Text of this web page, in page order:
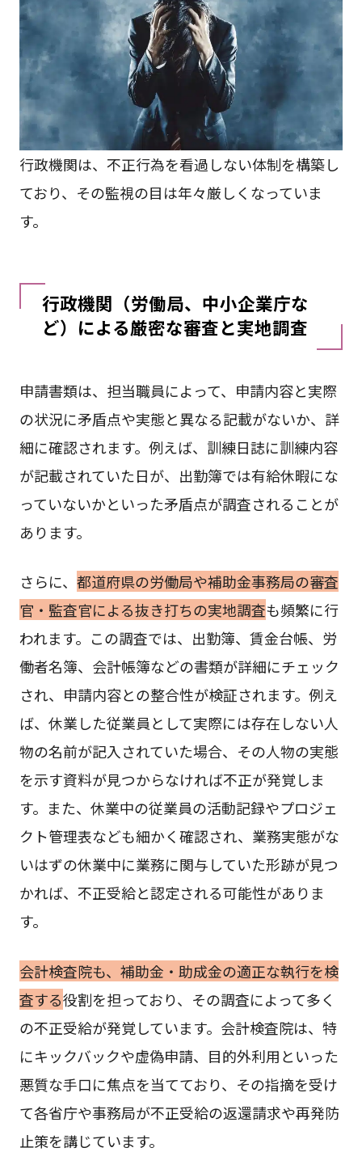
行政機関は、不正行為を看過しない体制を構築し
ており、その監視の目は年々厳しくなっていま
す。
行政機関（労働局、中小企業庁な
ど）による厳密な審査と実地調査
申請書類は、担当職員によって、申請内容と実際
の状況に矛盾点や実態と異なる記載がないか、詳
細に確認されます。例えば、訓練日誌に訓練内容
が記載されていた日が、出勤簿では有給休暇にな
っていないかといった矛盾点が調査されることが
あります。
さらに、 都道府県の労働局や補助金事務局の審査
官・監査官による抜き打ちの実地調査も頻繁に行
われます。この調査では、出勤簿、賃金台帳、労
働者名簿、会計帳簿などの書類が詳細にチェック
され、申請内容との整合性が検証されます。例え
ば、休業した従業員として実際には存在しない人
物の名前が記入されていた場合、その人物の実態
を示す資料が見つからなければ不正が発覚しま
す。また、休業中の従業員の活動記録やプロジェ
クト管理表なども細かく確認され、業務実態がな
いはずの休業中に業務に関与していた形跡が見つ
かれば、不正受給と認定される可能性がありま
す。
会計検査院も、補助金・助成金の適正な執行を検
査する役割を担っており、その調査によって多く
の不正受給が発覚しています。会計検査院は、特
にキックバックや虚偽申請、目的外利用といった
悪質な手口に焦点を当てており、その指摘を受け
て各省庁や事務局が不正受給の返還請求や再発防
止策を講じています。